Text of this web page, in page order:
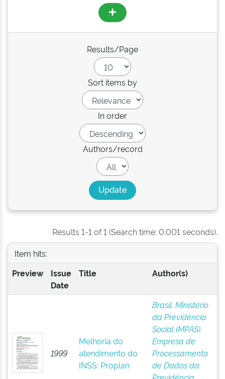
Results/Page
Sort items by
In order
Authors/record
Results 1-1 of 1 (Search time: 0.001 seconds).
Item hits:
Preview
Issue
Date
Title Author(s)
1999
Melhoria do
atendimento do
INSS: Proplan
Brasil. Ministério
da Previdência
Social (MPAS).
Empresa de
Processamento
de Dados da